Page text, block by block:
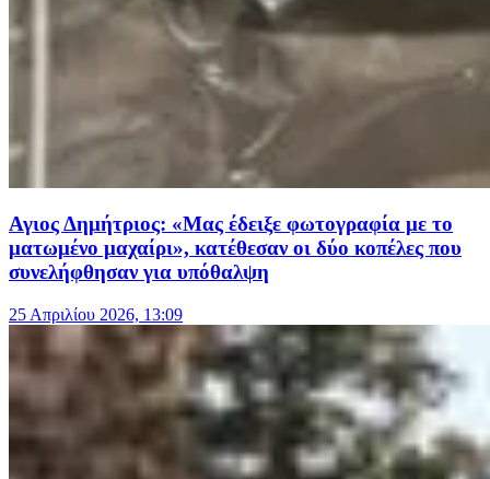
Αγιος Δημήτριος: «Μας έδειξε φωτογραφία με το
ματωμένο μαχαίρι», κατέθεσαν οι δύο κοπέλες που
συνελήφθησαν για υπόθαλψη
25 Απριλίου 2026, 13:09